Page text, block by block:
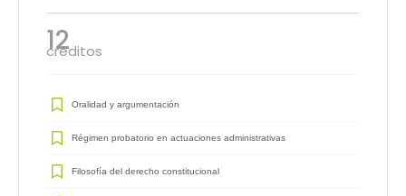
12
créditos
Oralidad y argumentación
Régimen probatorio en actuaciones administrativas
Filosofía del derecho constitucional